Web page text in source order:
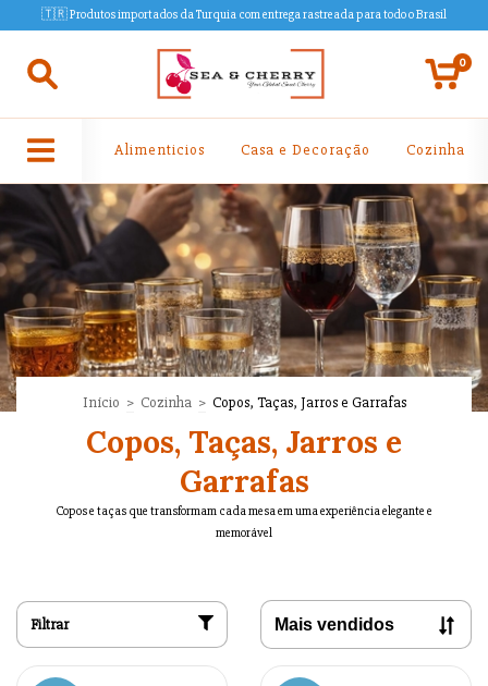
🇹🇷 Produtos importados da Turquia com entrega rastreada para todo o Brasil
0
Alimenticios Casa e Decoração Cozinha
Início > Cozinha > Copos, Taças, Jarros e Garrafas
Copos, Taças, Jarros e
Garrafas
Copos e taças que transformam cada mesa em uma experiência elegante e
memorável
Filtrar